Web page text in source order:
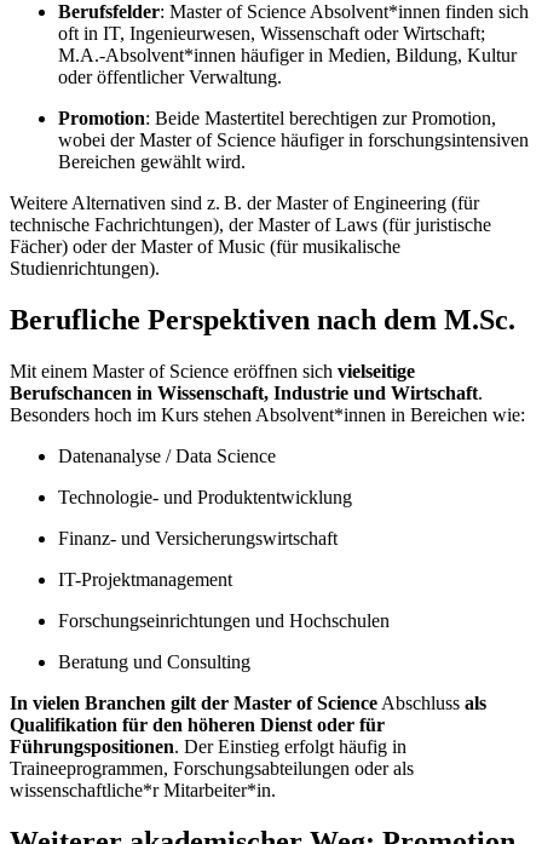
Berufsfelder: Master of Science Absolvent*innen finden sich
oft in IT, Ingenieurwesen, Wissenschaft oder Wirtschaft;
M.A.-Absolvent*innen häufiger in Medien, Bildung, Kultur
oder öffentlicher Verwaltung.
Promotion: Beide Mastertitel berechtigen zur Promotion,
wobei der Master of Science häufiger in forschungsintensiven
Bereichen gewählt wird.
Weitere Alternativen sind z. B. der Master of Engineering (für
technische Fachrichtungen), der Master of Laws (für juristische
Fächer) oder der Master of Music (für musikalische
Studienrichtungen).
Berufliche Perspektiven nach dem M.Sc.
Mit einem Master of Science eröffnen sich vielseitige
Berufschancen in Wissenschaft, Industrie und Wirtschaft.
Besonders hoch im Kurs stehen Absolvent*innen in Bereichen wie:
Datenanalyse / Data Science
Technologie- und Produktentwicklung
Finanz- und Versicherungswirtschaft
IT-Projektmanagement
Forschungseinrichtungen und Hochschulen
Beratung und Consulting
In vielen Branchen gilt der Master of Science Abschluss als
Qualifikation für den höheren Dienst oder für
Führungspositionen. Der Einstieg erfolgt häufig in
Traineeprogrammen, Forschungsabteilungen oder als
wissenschaftliche*r Mitarbeiter*in.